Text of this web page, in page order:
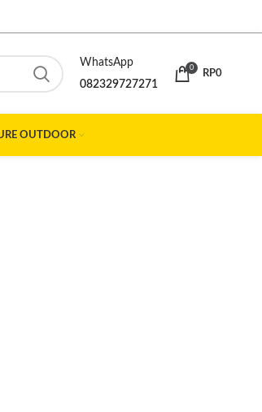
WhatsApp
082329727271
0
RP0
OUTDOOR